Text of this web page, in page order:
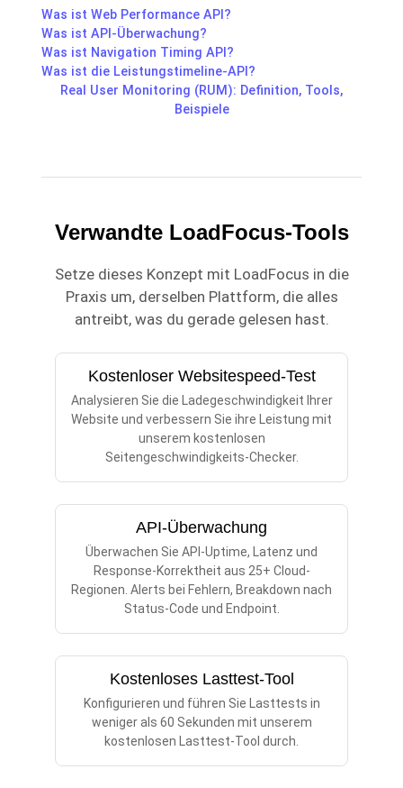
Was ist Web Performance API?
Was ist API-Überwachung?
Was ist Navigation Timing API?
Was ist die Leistungstimeline-API?
Real User Monitoring (RUM): Definition, Tools,
Beispiele
Verwandte LoadFocus-Tools
Setze dieses Konzept mit LoadFocus in die
Praxis um, derselben Plattform, die alles
antreibt, was du gerade gelesen hast.
Kostenloser Websitespeed-Test
Analysieren Sie die Ladegeschwindigkeit Ihrer
Website und verbessern Sie ihre Leistung mit
unserem kostenlosen
Seitengeschwindigkeits-Checker.
API-Überwachung
Überwachen Sie API-Uptime, Latenz und
Response-Korrektheit aus 25+ Cloud-
Regionen. Alerts bei Fehlern, Breakdown nach
Status-Code und Endpoint.
Kostenloses Lasttest-Tool
Konfigurieren und führen Sie Lasttests in
weniger als 60 Sekunden mit unserem
kostenlosen Lasttest-Tool durch.